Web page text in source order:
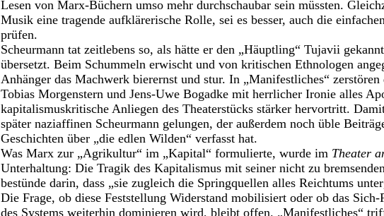
Lesen von Marx-Büchern umso mehr durchschaubar sein müssten.
Musik eine tragende aufklärerische Rolle, sei es besser, auch die
prüfen.
Scheurmann tat zeitlebens so, als hätte er den „Häuptling“ Tujavii
übersetzt. Beim Schummeln erwischt und von kritischen Ethnologen
Anhänger das Machwerk bierernst und stur. In „Manifestliches“
Tobias Morgenstern und Jens-Uwe Bogadke mit herrlicher Ironie alles
kapitalismuskritische Anliegen des Theaterstücks stärker hervortritt.
später naziaffinen Scheurmann gelungen, der außerdem noch üble
Geschichten über „die edlen Wilden“ verfasst hat.
Was Marx zur „Agrikultur“ im „Kapital“ formulierte, wurde im Theater
Unterhaltung: Die Tragik des Kapitalismus mit seiner nicht zu
bestünde darin, dass „sie zugleich die Springquellen alles Reichtums
Die Frage, ob diese Feststellung Widerstand mobilisiert oder ob das Sich-
des Systems weiterhin dominieren wird, bleibt offen. „Manifestliches“